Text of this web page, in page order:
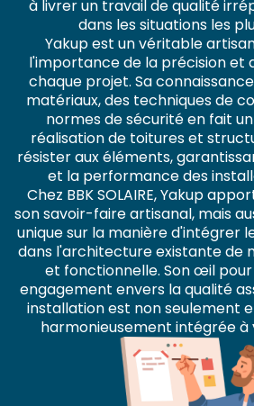
à livrer un travail de qualité
dans les situations les
Yakup est un véritable
l'importance de la précision et
chaque projet. Sa
matériaux, des techniques de
normes de sécurité en fait
réalisation de toitures et
résister aux éléments,
et la performance des
Chez BBK SOLAIRE, Yakup
son savoir-faire artisanal, mais
unique sur la manière d'intégrer
dans l'architecture existante de
et fonctionnelle. Son œil
engagement envers la qualité
installation est non seulement
harmonieusement intégrée